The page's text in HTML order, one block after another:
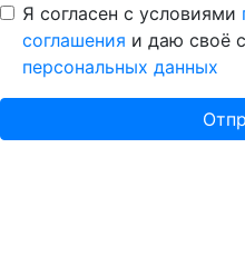
Я согласен с условиями
соглашения и даю своё
персональных данных